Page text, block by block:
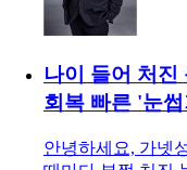
나이 들어 처진
회복 빠른 '눈
안녕하세요, 가넷